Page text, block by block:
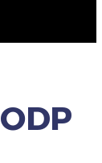
ODP بالأرقام